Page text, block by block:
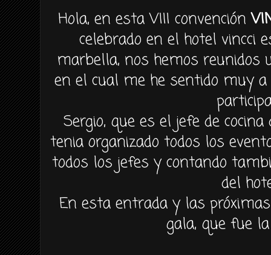
Hola, en esta VIII convención
celebrado en el hotel
marbella, nos hemos reunidos
en el cual me he sentido muy
Sergio, que es el jefe de
tenia organizado todos los
todos los jefes y contando
del
En esta entrada y las
gala, que fue